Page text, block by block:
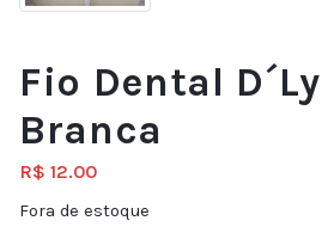
Fio Dental
Branca
R$ 12.00
Fora de estoque